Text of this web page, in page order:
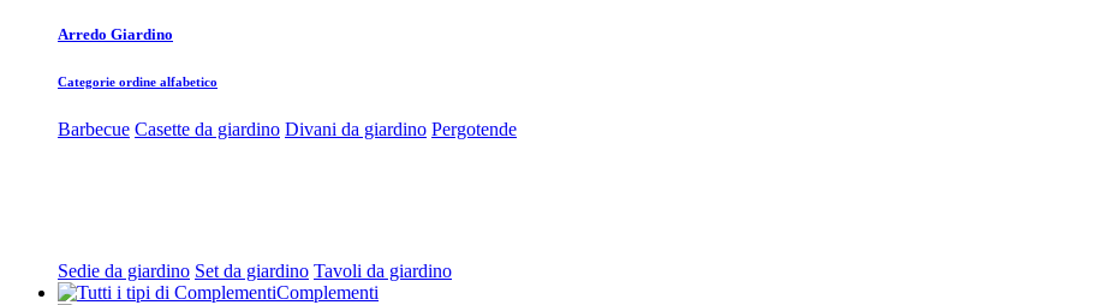
Arredo Giardino
Categorie ordine alfabetico
Barbecue Casette da giardino Divani da giardino Pergotende
Sedie da giardino Set da giardino Tavoli da giardino
Complementi